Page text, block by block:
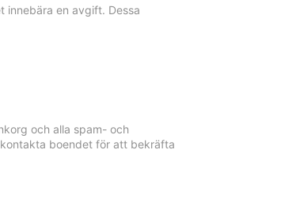
innebära en avgift. Dessa
och alla spam- och
boendet för att bekräfta